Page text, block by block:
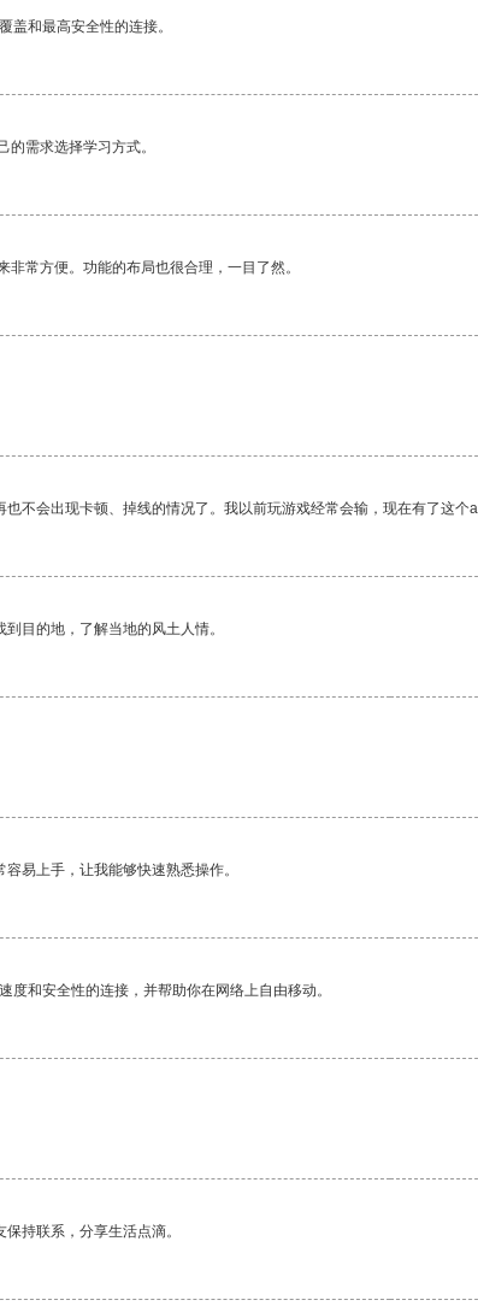
盖和最高安全性的连接。
需求选择学习方式。
常方便。功能的布局也很合理，一目了然。
不会出现卡顿、掉线的情况了。我以前玩游戏经常会输，现在有了这个
目的地，了解当地的风土人情。
易上手，让我能够快速熟悉操作。
和安全性的连接，并帮助你在网络上自由移动。
持联系，分享生活点滴。